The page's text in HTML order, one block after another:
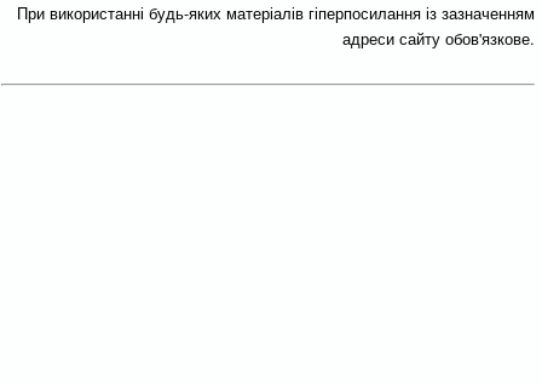
При використанні будь-яких матеріалів гіперпосилання із зазначенням
адреси сайту обов'язкове.